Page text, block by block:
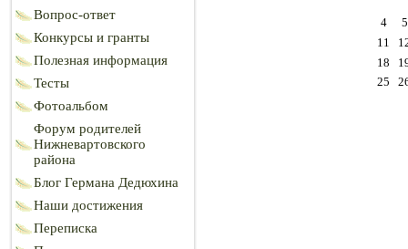
Вопрос-ответ
Конкурсы и гранты
Полезная информация
Тесты
Фотоальбом
Форум родителей
Нижневартовского
района
Блог Германа Дедюхина
Наши достижения
Переписка
4
5
11
18
25